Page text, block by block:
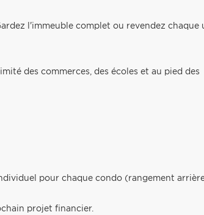
l'immeuble complet ou revendez chaque
des commerces, des écoles et au pied des
pour chaque condo (rangement
projet financier.